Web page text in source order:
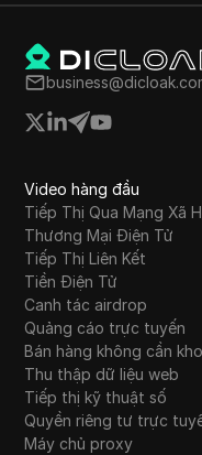
Video hàng đầu
Tiếp Thị Qua Mạng Xã
Thương Mại Điện Tử
Tiếp Thị Liên Kết
Tiền Điện Tử
Canh tác airdrop
Quảng cáo trực tuyến
Bán hàng không cần kho
Thu thập dữ liệu web
Tiếp thị kỹ thuật số
Quyền riêng tư trực
Máy chủ proxy